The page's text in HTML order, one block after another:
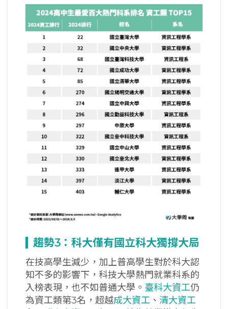
趨勢3 ：科大僅有國立科大獨撐大局
在技高學生減少，加上普高學生對於科大認
知不多的影響下，科技大學熱門就業科系的
入榜表現，也不如普通大學。 臺科大資工仍
為資工類第3名，超越成大資工 、 清大資工